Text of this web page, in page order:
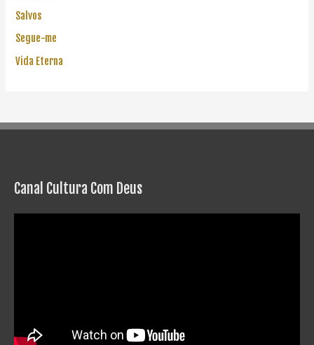
Salvos
Segue-me
Vida Eterna
Canal Cultura Com Deus